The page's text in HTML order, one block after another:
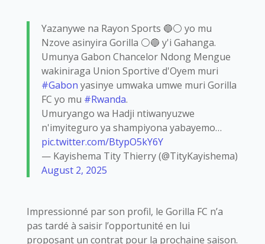
Yazanywe na Rayon Sports 🔵⚪ yo mu
Nzove asinyira Gorilla ⚪🔵 y'i Gahanga.
Umunya Gabon Chancelor Ndong Mengue
wakiniraga Union Sportive d'Oyem muri
#Gabon yasinye umwaka umwe muri Gorilla
FC yo mu #Rwanda.
Umuryango wa Hadji ntiwanyuzwe
n'imyiteguro ya shampiyona yabayemo…
pic.twitter.com/BtypO5kY6Y
— Kayishema Tity Thierry (@TityKayishema)
August 2, 2025
Impressionné par son profil, le Gorilla FC n’a
pas tardé à saisir l’opportunité en lui
proposant un contrat pour la prochaine saison.